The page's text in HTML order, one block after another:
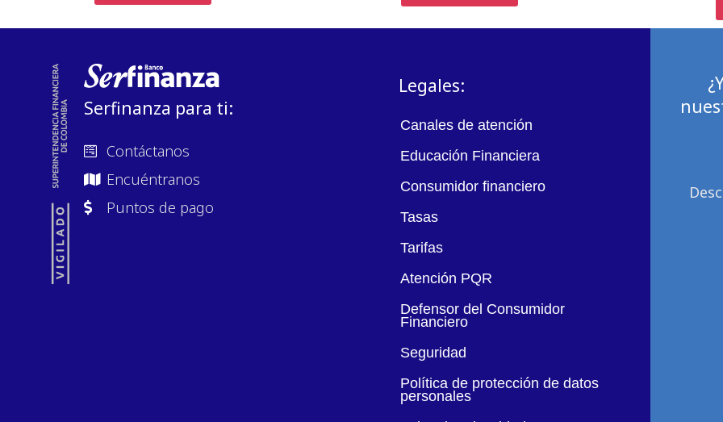
Serfinanza para ti:
Contáctanos
Encuéntranos
Puntos de pago
Legales:
Canales de atención
Educación Financiera
Consumidor financiero
Tasas
Tarifas
Atención PQR
Defensor del Consumidor
Financiero
Seguridad
Política de protección de datos
personales